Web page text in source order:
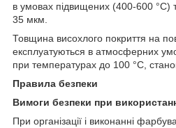
в умовах підвищених (400-600 °С)
35 мкм.
Товщина висохлого покриття на
експлуатуються в атмосферних
при температурах до 100 °С,
Правила безпеки
Вимоги безпеки при
При організації і виконанні